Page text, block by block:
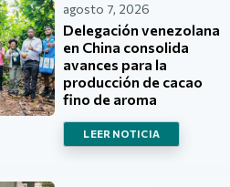
agosto 7, 2026
Delegación venezolana
en China consolida
avances para la
producción de cacao
fino de aroma
LEER NOTICIA